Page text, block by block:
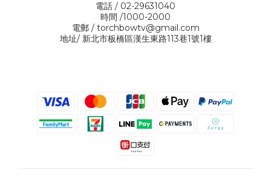
電話 / 02-29631040
時間 /1000-2000
電郵 / torchbowtv@gmail.com
地址/ 新北市板橋區漢生東路113巷1號1樓